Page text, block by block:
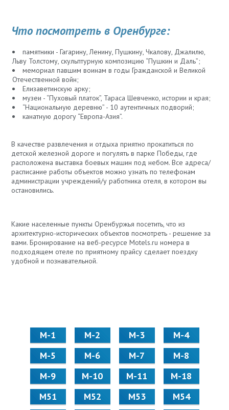
Что посмотреть в Оренбурге:
памятники - Гагарину, Ленину, Пушкину, Чкалову, Джалилю,
Льву Толстому, скульптурную композицию “Пушкин и Даль”;
мемориал павшим воинам в годы Гражданской и Великой
Отечественной войн;
Елизаветинскую арку;
музеи - “Пуховый платок”, Тараса Шевченко, истории и края;
“Национальную деревню” - 10 аутентичных подворий;
канатную дорогу “Европа-Азия”.
В качестве развлечения и отдыха приятно прокатиться по
детской железной дороге и погулять в парке Победы, где
расположена выставка боевых машин под небом. Все адреса/
расписание работы объектов можно узнать по телефонам
администрации учреждений/у работника отеля, в котором вы
остановились.
Какие населенные пункты Оренбуржья посетить, что из
архитектурно-исторических объектов посмотреть - решение за
вами. Бронирование на веб-ресурсе Motels.ru номера в
подходящем отеле по приятному прайсу сделает поездку
удобной и познавательной.
М-1 М-2 М-3
М-4
М-5
М-6 М-7
М-8
М-9
М-10 М-11
М-18
М51
М52 М53
М54